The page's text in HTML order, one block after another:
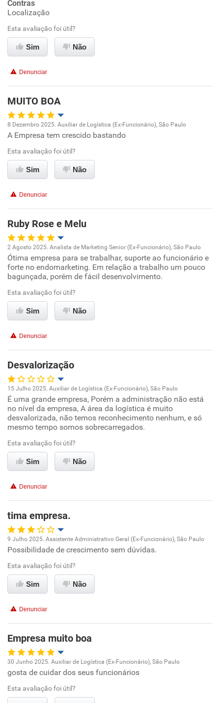
Conciliação com a vida familiar
Benefícios
Contras
Localização
Esta avaliação foi útil?
Sim Não
Denunciar
MUITO BOA
Oportunidade de promoção
Ambiente de trabalho
Benefícios
Recomenda esta empresa
Recomenda a diretoria
8 Dezembro 2025. Auxiliar de Logística (Ex-Funcionário), São Paulo
A Empresa tem crescido bastando
Esta avaliação foi útil?
Sim Não
Denunciar
Ruby Rose e Melu
Oportunidade de promoção
Ambiente de trabalho
Conciliação com a vida familiar
2 Agosto 2025. Analista de Marketing Senior (Ex-Funcionário), São Paulo
Ótima empresa para se trabalhar, suporte ao funcionário e
forte no endomarketing. Em relação a trabalho um pouco
bagunçada, porém de fácil desenvolvimento.
Esta avaliação foi útil?
Sim Não
Denunciar
Desvalorização
Oportunidade de promoção
Ambiente de trabalho
Conciliação com a vida familiar
Benefícios
Não recomenda a diretoria
15 Julho 2025. Auxiliar de Logística (Ex-Funcionário), São Paulo
É uma grande empresa, Porém a administração não está
no nível da empresa, A área da logística é muito
desvalorizada, não temos reconhecimento nenhum, e só
mesmo tempo somos sobrecarregados.
Esta avaliação foi útil?
Sim Não
Denunciar
tima empresa.
Oportunidade de promoção
Ambiente de trabalho
Benefícios
Recomenda esta empresa
Recomenda a diretoria
9 Julho 2025. Assistente Administrativo Geral (Ex-Funcionário), São Paulo
Possibilidade de crescimento sem dúvidas.
Esta avaliação foi útil?
Sim Não
Denunciar
Empresa muito boa
Oportunidade de promoção
Ambiente de trabalho
30 Junho 2025. Auxiliar de Logística (Ex-Funcionário), São Paulo
gosta de cuidar dos seus funcionários
Esta avaliação foi útil?